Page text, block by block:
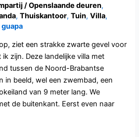
/ Openslaande deuren,
,Thuiskantoor,Tuin,Villa,
guapa
ziet een strakke zwarte gevel voor
zijn. Deze landelijke villa met
tussen de Noord-Brabantse
in beeld, wel een zwembad, een
van 9 meter lang. We
de buitenkant. Eerst even naar